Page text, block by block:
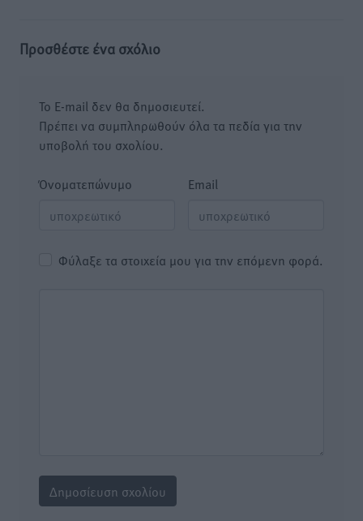
Προσθέστε ένα σχόλιο
Το E-mail δεν θα δημοσιευτεί.
Πρέπει να συμπληρωθούν όλα τα πεδία για την
υποβολή του σχολίου.
Όνοματεπώνυμο Email
Φύλαξε τα στοιχεία μου για την επόμενη φορά.